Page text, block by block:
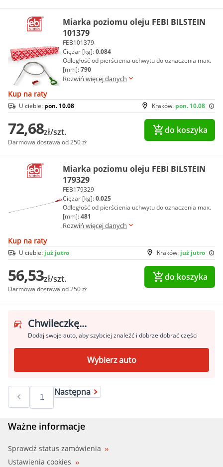
Miarka poziomu oleju FEBI BILSTEIN
101379
FEB101379
Ciężar [kg]:0.084
Odległość od pierścienia uchwytu do oznaczenia max.
[mm]:790
Rozwiń więcej danych
Kup na raty
Kraków: pon. 10.08
U ciebie: pon. 10.08
72,68zł/szt.
Darmowa dostawa od 250 zł
do koszyka
Miarka poziomu oleju FEBI BILSTEIN
179329
FEB179329
Ciężar [kg]:0.025
Odległość od pierścienia uchwytu do oznaczenia max.
[mm]:481
Rozwiń więcej danych
Kup na raty
Kraków: już jutro
U ciebie: już jutro
56,53zł/szt.
Darmowa dostawa od 250 zł
do koszyka
Chwileczkę...
Dodaj swoje auto, aby szybciej znaleźć i dobrze dobrać części
Wybierz auto
Następna
Ważne informacje
Sprawdź status zamówienia
Ustawienia cookies